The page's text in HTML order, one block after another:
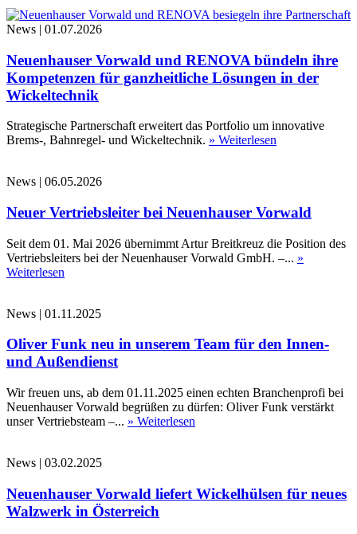
News | 01.07.2026
Neuenhauser Vorwald und RENOVA bündeln ihre
Kompetenzen für ganzheitliche Lösungen in der
Wickeltechnik
Strategische Partnerschaft erweitert das Portfolio um innovative
Brems-, Bahnregel- und Wickeltechnik. » Weiterlesen
News | 06.05.2026
Neuer Vertriebsleiter bei Neuenhauser Vorwald
Seit dem 01. Mai 2026 übernimmt Artur Breitkreuz die Position des
Vertriebsleiters bei der Neuenhauser Vorwald GmbH. –... »
Weiterlesen
News | 01.11.2025
Oliver Funk neu in unserem Team für den Innen-
und Außendienst
Wir freuen uns, ab dem 01.11.2025 einen echten Branchenprofi bei
Neuenhauser Vorwald begrüßen zu dürfen: Oliver Funk verstärkt
unser Vertriebsteam –... » Weiterlesen
News | 03.02.2025
Neuenhauser Vorwald liefert Wickelhülsen für neues
Walzwerk in Österreich